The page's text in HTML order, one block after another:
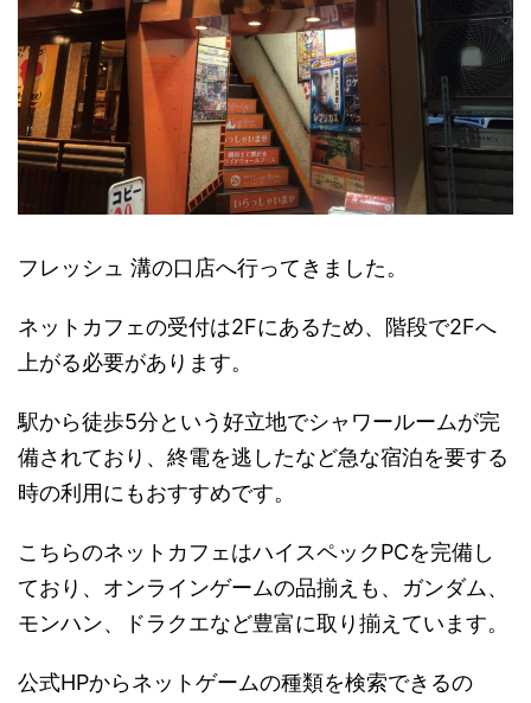
フレッシュ 溝の口店へ行ってきました。
ネットカフェの受付は2Fにあるため、階段で2Fへ
上がる必要があります。
駅から徒歩5分という好立地でシャワールームが完
備されており、終電を逃したなど急な宿泊を要する
時の利用にもおすすめです。
こちらのネットカフェはハイスペックPCを完備し
ており、オンラインゲームの品揃えも、ガンダム、
モンハン、ドラクエなど豊富に取り揃えています。
公式HPからネットゲームの種類を検索できるの